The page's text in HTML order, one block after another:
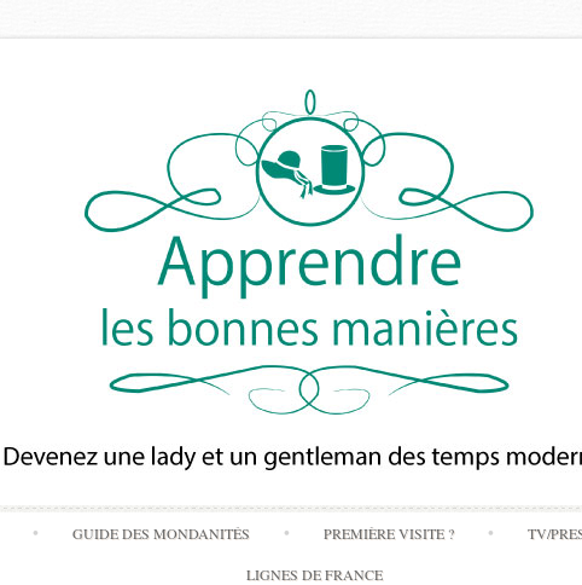
Skip
to
content
GUIDE DES MONDANITÉS PREMIÈRE VISITE ? TV/
LIGNES DE FRANCE